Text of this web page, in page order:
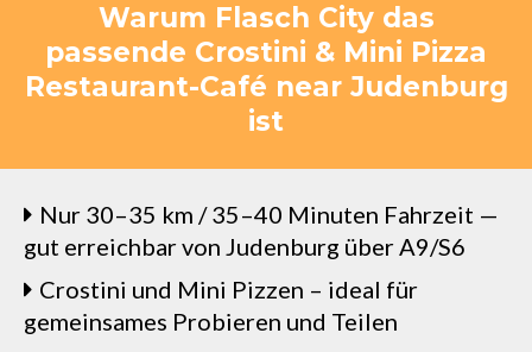
Warum Flasch City das
passende Crostini & Mini Pizza
Restaurant-Café near Judenburg
ist
Nur 30–35 km / 35–40 Minuten Fahrzeit —
gut erreichbar von Judenburg über A9/S6
Crostini und Mini Pizzen – ideal für
gemeinsames Probieren und Teilen